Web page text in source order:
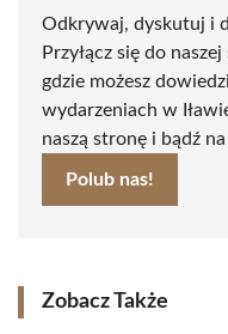
Odkrywaj, dyskutuj i
Przyłącz się do
gdzie możesz
wydarzeniach w
naszą stronę i bądź
Polub nas!
Zobacz Także